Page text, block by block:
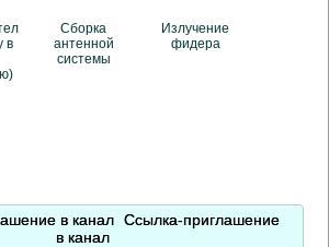
в
Сборка
антенной
системы
Излучение
фидера
Ссылка-приглашение
в канал